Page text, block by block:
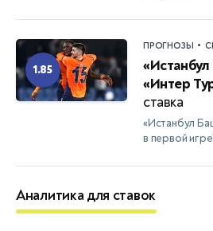
1.85
ПРОГНОЗЫ •
«Интер
ставка
«Истанбул
в первой
Аналитика для ставок